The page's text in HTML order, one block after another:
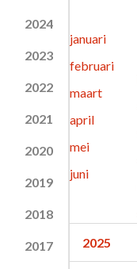
2024
2023
2022
2021
2020
2019
2018
2017
januari
februari
maart
april
mei
juni
2025